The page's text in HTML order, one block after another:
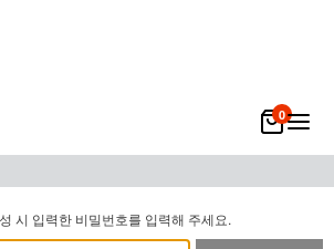
0
시 입력한 비밀번호를 입력해 주세요.